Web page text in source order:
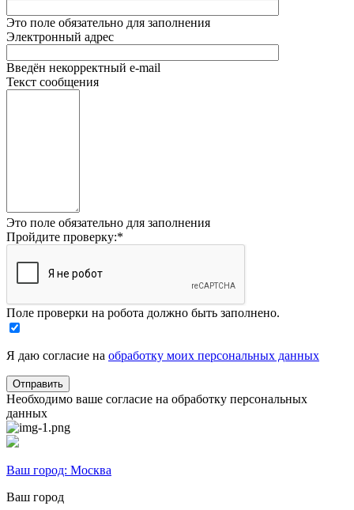
Это поле обязательно для заполнения
Электронный адрес
Введён некорректный e-mail
Текст сообщения
Это поле обязательно для заполнения
Пройдите проверку:*
Поле проверки на робота должно быть заполнено.
Я даю согласие на обработку моих персональных данных
Необходимо ваше согласие на обработку персональных
данных
Ваш город: Москва
Ваш город